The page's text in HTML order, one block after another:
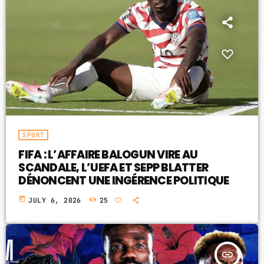
SPORT
FIFA : L’AFFAIRE BALOGUN VIRE AU
SCANDALE, L’UEFA ET SEPP BLATTER
DÉNONCENT UNE INGÉRENCE POLITIQUE
today JULY 6, 2026 25
insert_link